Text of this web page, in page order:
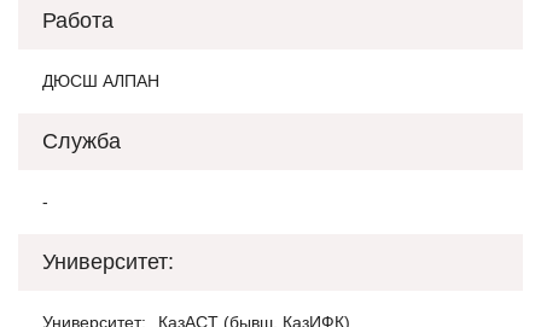
Работа
ДЮСШ АЛПАН
Служба
-
Университет:
Университет:
КазАСТ (бывш. КазИФК)